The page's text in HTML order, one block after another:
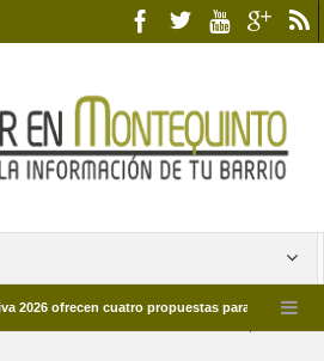
cuatro propuestas para disfrutar del